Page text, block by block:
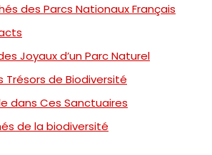
des Parcs Nationaux Français
Joyaux d’un Parc Naturel
Trésors de Biodiversité
dans Ces Sanctuaires
de la biodiversité